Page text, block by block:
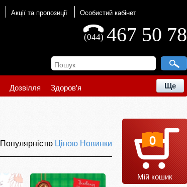
Акції та пропозиції Особистий кабінет
467 50 78
(044)
Дозвілля Здоров'я Ще
Популярністю Ціною Новинки 0
Мій кошик